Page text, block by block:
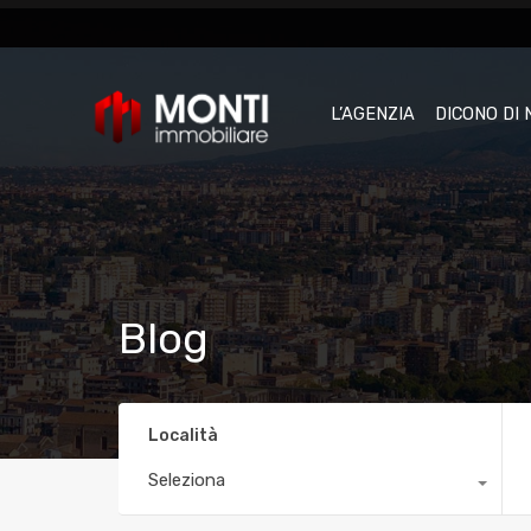
L’AGENZIA DICONO DI
Blog
Località
Seleziona